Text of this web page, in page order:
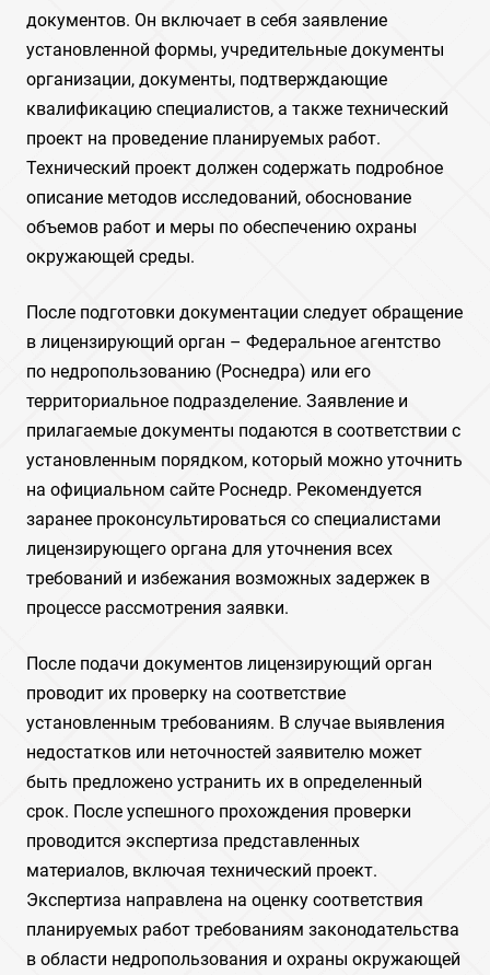
документов. Он включает в себя заявление
установленной формы, учредительные документы
организации, документы, подтверждающие
квалификацию специалистов, а также технический
проект на проведение планируемых работ.
Технический проект должен содержать подробное
описание методов исследований, обоснование
объемов работ и меры по обеспечению охраны
окружающей среды.
После подготовки документации следует обращение
в лицензирующий орган – Федеральное агентство
по недропользованию (Роснедра) или его
территориальное подразделение. Заявление и
прилагаемые документы подаются в соответствии с
установленным порядком, который можно уточнить
на официальном сайте Роснедр. Рекомендуется
заранее проконсультироваться со специалистами
лицензирующего органа для уточнения всех
требований и избежания возможных задержек в
процессе рассмотрения заявки.
После подачи документов лицензирующий орган
проводит их проверку на соответствие
установленным требованиям. В случае выявления
недостатков или неточностей заявителю может
быть предложено устранить их в определенный
срок. После успешного прохождения проверки
проводится экспертиза представленных
материалов, включая технический проект.
Экспертиза направлена на оценку соответствия
планируемых работ требованиям законодательства
в области недропользования и охраны окружающей